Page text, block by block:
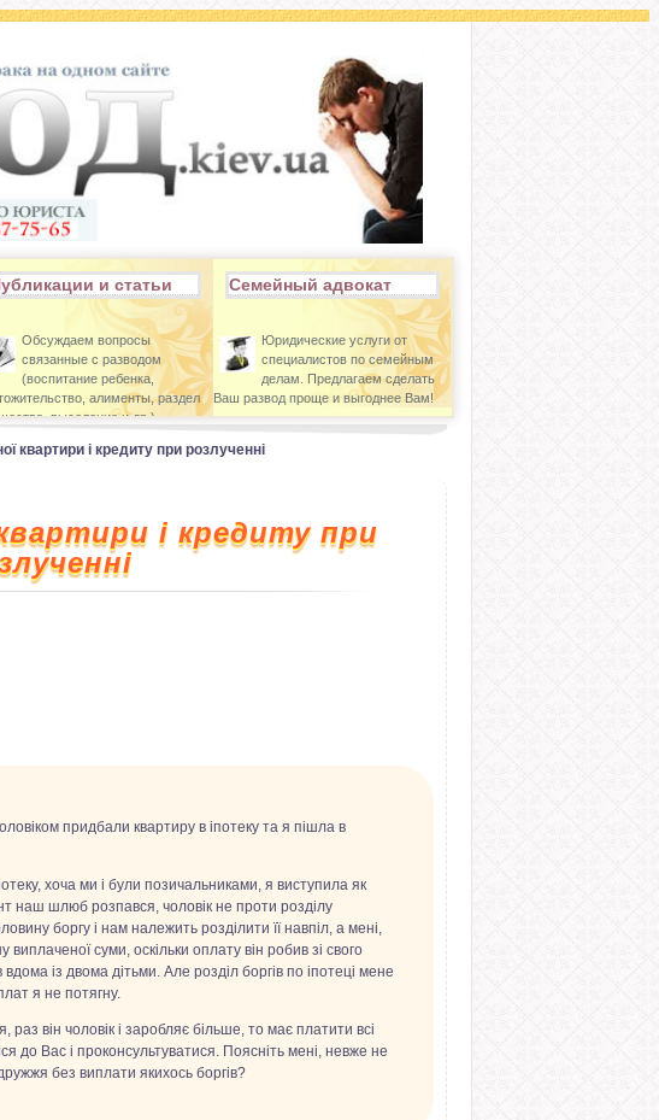
и статьи
Обсуждаем вопросы
связанные с разводом
(воспитание ребенка,
алименты, раздел
выселение и др.)
Семейный адвокат
Юридические услуги от
специалистов по семейным
делам. Предлагаем сделать
Ваш развод проще и выгоднее Вам!
квартири і кредиту при розлученні
і кредиту при
придбали квартиру в іпотеку та я пішла в
хоча ми і були позичальниками, я виступила як
наш шлюб розпався, чоловік не проти розділу
боргу і нам належить розділити її навпіл, а мені,
суми, оскільки оплату він робив зі свого
вдома із двома дітьми. Але розділ боргів по іпотеці мене
я не потягну.
раз він чоловік і заробляє більше, то має платити всі
до Вас і проконсультуватися. Поясніть мені, невже не
без виплати якихось боргів?